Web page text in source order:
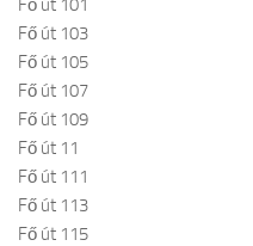
Fő út 101
Fő út 103
Fő út 105
Fő út 107
Fő út 109
Fő út 11
Fő út 111
Fő út 113
Fő út 115